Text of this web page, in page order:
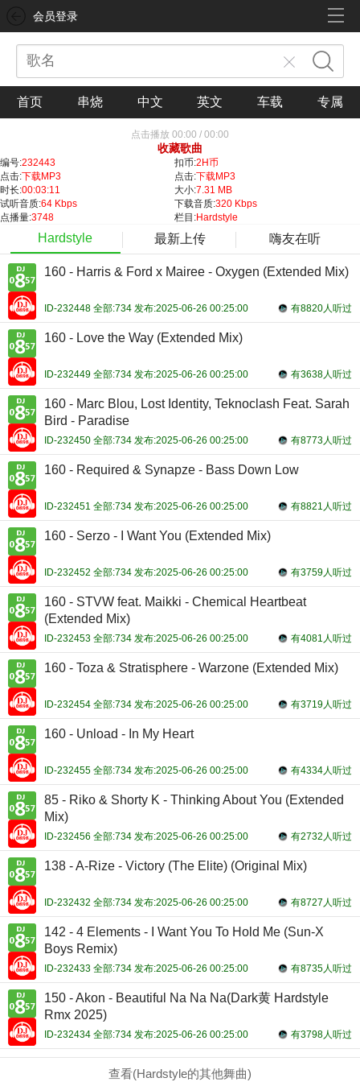
会员登录
首页 串烧 中文 英文 车载 专属
点击播放 00:00 / 00:00
收藏歌曲
编号:232443 扣币:2H币
点击:下载MP3 点击:下载MP3
时长:00:03:11 大小:7.31 MB
试听音质:64 Kbps 下载音质:320 Kbps
点播量:3748 栏目:Hardstyle
Hardstyle 最新上传 嗨友在听
160 - Harris & Ford x Mairee - Oxygen (Extended Mix)
有8820人听过
ID-232448 全部:734 发布:2025-06-26 00:25:00
160 - Love the Way (Extended Mix)
有3638人听过
ID-232449 全部:734 发布:2025-06-26 00:25:00
160 - Marc Blou, Lost Identity, Teknoclash Feat. Sarah
Bird - Paradise
有8773人听过
ID-232450 全部:734 发布:2025-06-26 00:25:00
160 - Required & Synapze - Bass Down Low
有8821人听过
ID-232451 全部:734 发布:2025-06-26 00:25:00
160 - Serzo - I Want You (Extended Mix)
有3759人听过
ID-232452 全部:734 发布:2025-06-26 00:25:00
160 - STVW feat. Maikki - Chemical Heartbeat
(Extended Mix)
有4081人听过
ID-232453 全部:734 发布:2025-06-26 00:25:00
160 - Toza & Stratisphere - Warzone (Extended Mix)
有3719人听过
ID-232454 全部:734 发布:2025-06-26 00:25:00
160 - Unload - In My Heart
有4334人听过
ID-232455 全部:734 发布:2025-06-26 00:25:00
85 - Riko & Shorty K - Thinking About You (Extended
Mix)
有2732人听过
ID-232456 全部:734 发布:2025-06-26 00:25:00
138 - A-Rize - Victory (The Elite) (Original Mix)
有8727人听过
ID-232432 全部:734 发布:2025-06-26 00:25:00
142 - 4 Elements - I Want You To Hold Me (Sun-X
Boys Remix)
有8735人听过
ID-232433 全部:734 发布:2025-06-26 00:25:00
150 - Akon - Beautiful Na Na Na(Dark黄 Hardstyle
Rmx 2025)
有3798人听过
ID-232434 全部:734 发布:2025-06-26 00:25:00
查看(Hardstyle的其他舞曲)